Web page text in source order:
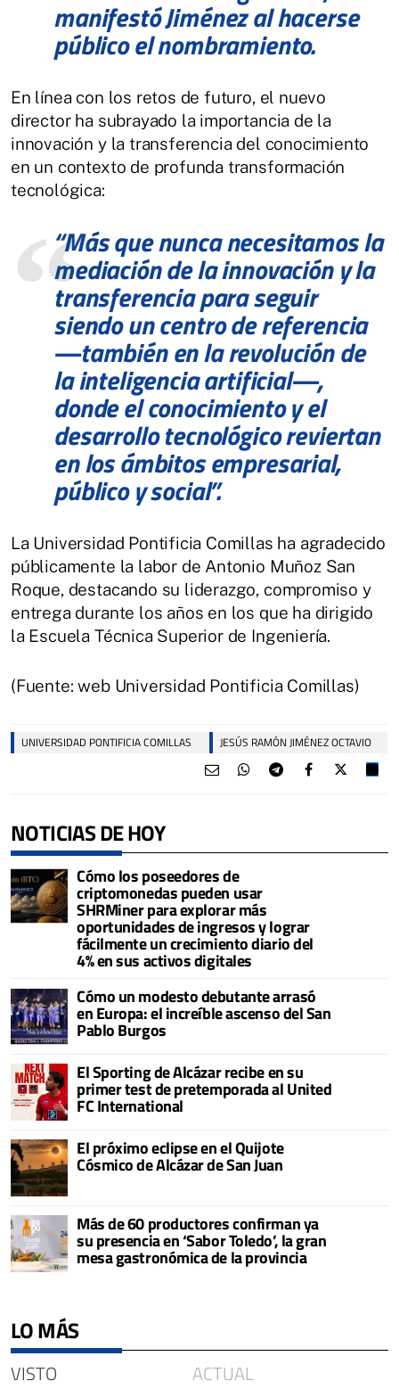
manifestó Jiménez al hacerse
público el nombramiento.
En línea con los retos de futuro, el nuevo
director ha subrayado la importancia de la
innovación y la transferencia del conocimiento
en un contexto de profunda transformación
tecnológica:
“Más que nunca necesitamos la
mediación de la innovación y la
transferencia para seguir
siendo un centro de referencia
—también en la revolución de
la inteligencia artificial—,
donde el conocimiento y el
desarrollo tecnológico reviertan
en los ámbitos empresarial,
público y social”.
La Universidad Pontificia Comillas ha agradecido
públicamente la labor de Antonio Muñoz San
Roque, destacando su liderazgo, compromiso y
entrega durante los años en los que ha dirigido
la Escuela Técnica Superior de Ingeniería.
(Fuente: web Universidad Pontificia Comillas)
UNIVERSIDAD PONTIFICIA COMILLAS JESÚS RAMÓN JIMÉNEZ OCTAVIO
NOTICIAS DE HOY
Cómo los poseedores de
criptomonedas pueden usar
SHRMiner para explorar más
oportunidades de ingresos y lograr
fácilmente un crecimiento diario del
4% en sus activos digitales
Cómo un modesto debutante arrasó
en Europa: el increíble ascenso del San
Pablo Burgos
El Sporting de Alcázar recibe en su
primer test de pretemporada al United
FC International
El próximo eclipse en el Quijote
Cósmico de Alcázar de San Juan
Más de 60 productores confirman ya
su presencia en ‘Sabor Toledo’, la gran
mesa gastronómica de la provincia
LO MÁS
VISTO ACTUAL